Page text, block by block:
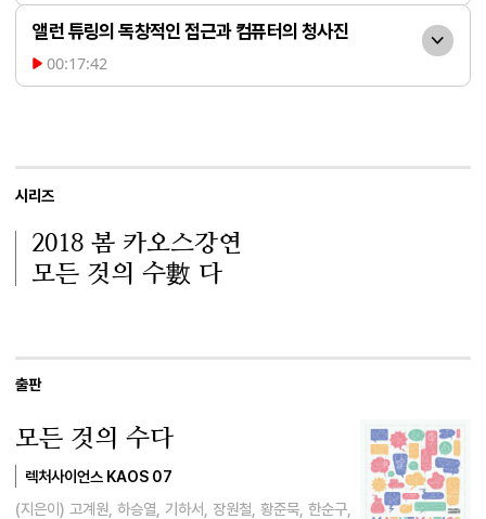
20세기 초, 수학자 다비트
힐베르트는 모든 수학적으로 참인 명제를 기
계적인 방식으로는 모든 수학적 사실을 증명
할 수 없음을 완벽하게 입증하며 힐베르트의
앨런 튜링의 독창적인 접근과 컴퓨터의 청사진
00:17:42
23세의 청년 튜링은 불완전
것이 바로 현대 컴퓨터의 원천 설계도가 되
었습니다. 튜링은 무한한 테이프, 기계의 상
지 핵심 부품으로 구성된 '튜링 기계' 모델을
가 상상할 수 있는 모든 기계적 계산이 가능
함을 설득력 있게 보여주었으며, 이는 정보
혁명의 진정한 시작점이 되었습니다.
시리즈
2018 봄 카오스강연
모든 것의 수數 다
출판
모든 것의 수다
렉처사이언스 KAOS 07
(지은이) 고계원, 하승열, 기하서, 장원철, 황준묵, 한순구,